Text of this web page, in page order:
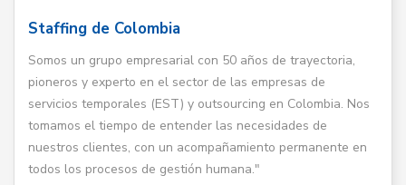
Staffing de Colombia
Somos un grupo empresarial con 50 años de trayectoria,
pioneros y experto en el sector de las empresas de
servicios temporales (EST) y outsourcing en Colombia. Nos
tomamos el tiempo de entender las necesidades de
nuestros clientes, con un acompañamiento permanente en
todos los procesos de gestión humana."